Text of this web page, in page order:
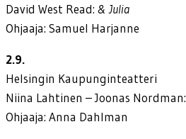
David West Read: & Julia
Ohjaaja: Samuel Harjanne
2.9.
Helsingin Kaupunginteatteri
Niina Lahtinen – Joonas Nordman:
Ohjaaja: Anna Dahlman